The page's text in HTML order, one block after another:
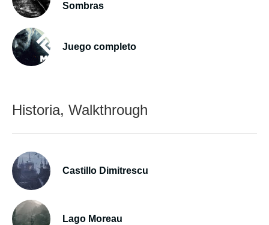
Sombras
Juego completo
Historia, Walkthrough
Castillo Dimitrescu
Lago Moreau